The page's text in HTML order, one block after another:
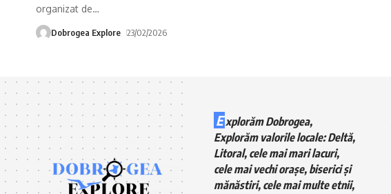
organizat de…
Dobrogea Explore 23/02/2026
E xplorăm Dobrogea,
Explorăm valorile locale: Deltă,
Litoral, cele mai mari lacuri,
cele mai vechi orașe, biserici și
mănăstiri, cele mai multe etnii,